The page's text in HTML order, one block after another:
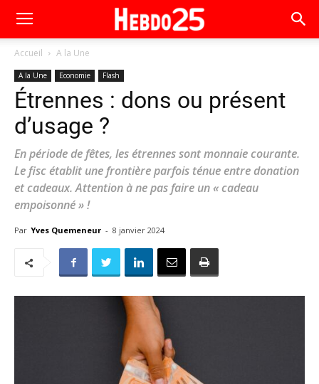
Accueil A la Une
A la Une Economie Flash
Étrennes : dons ou présent
d’usage ?
En période de fêtes, les étrennes sont monnaie courante.
Le fisc établit une frontière parfois ténue entre donation
et cadeaux. Attention à ne pas faire un « cadeau
empoisonné » !
Par Yves Quemeneur - 8 janvier 2024